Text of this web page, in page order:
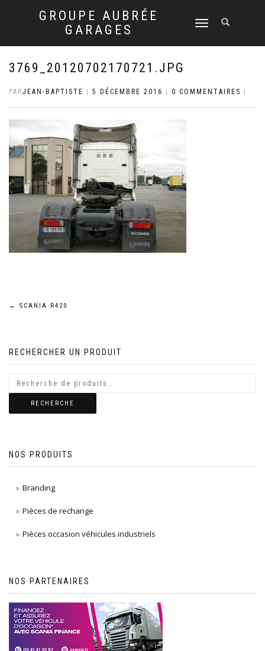
GROUPE AUBRÉE
GARAGES
DÉPLIER
NAVIGATION
3769_20120702170721.JPG
PARJEAN-BAPTISTE 5 DÉCEMBRE 2016 0 COMMENTAIRES
Navigation
l’article
← SCANIA R420
RECHERCHER UN PRODUIT
RECHERCHE
NOS PRODUITS
Branding
Pièces de rechange
Pièces occasion véhicules industriels
NOS PARTENAIRES